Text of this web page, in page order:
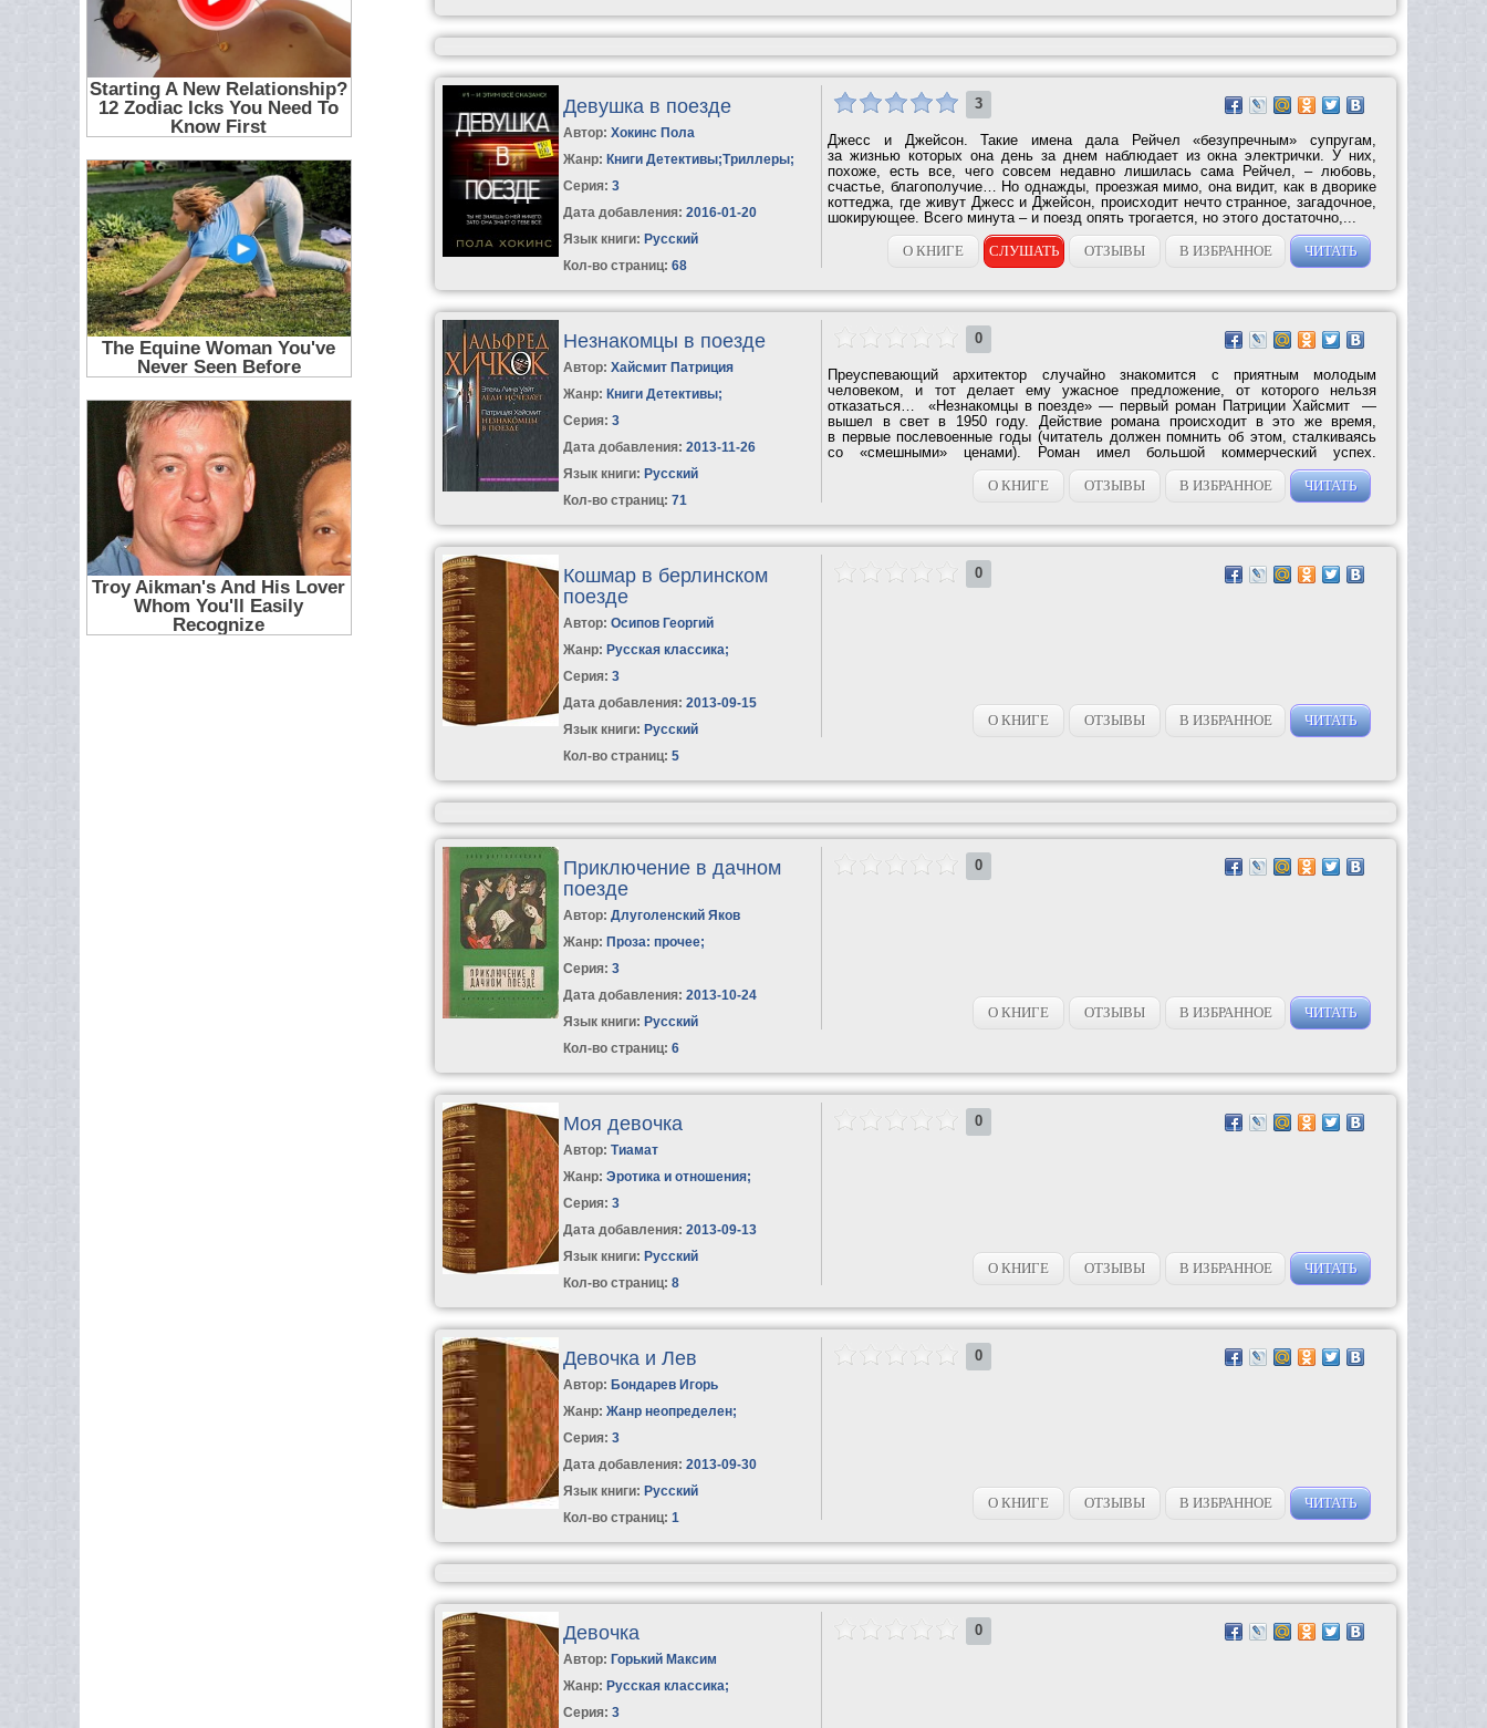
Девушка в поезде
Автор:Хокинс Пола
Жанр: Книги Детективы;Триллеры;
Серия:3
Дата добавления: 2016-01-20
Язык книги: Русский
Кол-во страниц: 68
3
Джесс и Джейсон. Такие имена дала Рейчел «безупречным» супругам,
за жизнью которых она день за днем наблюдает из окна электрички. У них,
похоже, есть все, чего совсем недавно лишилась сама Рейчел, – любовь,
счастье, благополучие… Но однажды, проезжая мимо, она видит, как в дворике
коттеджа, где живут Джесс и Джейсон, происходит нечто странное, загадочное,
шокирующее. Всего минута – и поезд опять трогается, но этого достаточно,...
О КНИГЕ
СЛУШАТЬ ОТЗЫВЫ В ИЗБРАННОЕ ЧИТАТЬ
Незнакомцы в поезде
Автор:Хайсмит Патриция
Жанр: Книги Детективы;
Серия:3
Дата добавления: 2013-11-26
Язык книги: Русский
Кол-во страниц: 71
0
Преуспевающий архитектор случайно знакомится с приятным молодым
человеком, и тот делает ему ужасное предложение, от которого нельзя
отказаться… «Незнакомцы в поезде» — первый роман Патриции Хайсмит —
вышел в свет в 1950 году. Действие романа происходит в это же время,
в первые послевоенные годы (читатель должен помнить об этом, сталкиваясь
со «смешными» ценами). Роман имел большой коммерческий успех.
Знаменитый Альфред...
О КНИГЕ
ОТЗЫВЫ В ИЗБРАННОЕ ЧИТАТЬ
Кошмар в берлинском
поезде
Автор:Осипов Георгий
Жанр: Русская классика;
Серия:3
Дата добавления: 2013-09-15
Язык книги: Русский
Кол-во страниц: 5
0
О КНИГЕ ОТЗЫВЫ В ИЗБРАННОЕ ЧИТАТЬ
Приключение в дачном
поезде
Автор:Длуголенский Яков
Жанр: Проза: прочее;
Серия:3
Дата добавления: 2013-10-24
Язык книги: Русский
Кол-во страниц: 6
0
О КНИГЕ ОТЗЫВЫ В ИЗБРАННОЕ ЧИТАТЬ
Моя девочка
Автор:Тиамат
Жанр: Эротика и отношения;
Серия:3
Дата добавления: 2013-09-13
Язык книги: Русский
Кол-во страниц: 8
0
О КНИГЕ ОТЗЫВЫ В ИЗБРАННОЕ ЧИТАТЬ
Девочка и Лев
Автор: Бондарев Игорь
Жанр: Жанр неопределен;
Серия:3
Дата добавления: 2013-09-30
Язык книги: Русский
Кол-во страниц: 1
0
О КНИГЕ ОТЗЫВЫ В ИЗБРАННОЕ ЧИТАТЬ
Девочка
Автор: Горький Максим
Жанр: Русская классика;
Серия:3
0